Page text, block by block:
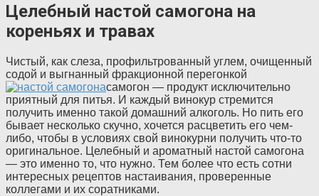
Целебный настой самогона на
кореньях и травах
Чистый, как слеза, профильтрованный углем, очищенный
содой и выгнанный фракционной перегонкой
самогон — продукт исключительно
приятный для питья. И каждый винокур стремится
получить именно такой домашний алкоголь. Но пить его
бывает несколько скучно, хочется расцветить его чем-
либо, чтобы в условиях свой винокурни получить что-то
оригинальное. Целебный и ароматный настой самогона
— это именно то, что нужно. Тем более что есть сотни
интересных рецептов настаивания, проверенные
коллегами и их соратниками.